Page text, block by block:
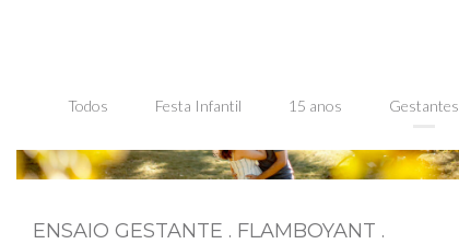
Todos Festa Infantil 15 anos Gestantes
ENSAIO GESTANTE . FLAMBOYANT .